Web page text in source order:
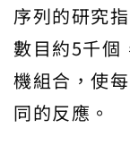
序列的研究
數目約5千個
機組合，使
同的反應。